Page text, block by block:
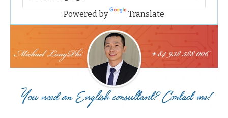
Powered by Translate